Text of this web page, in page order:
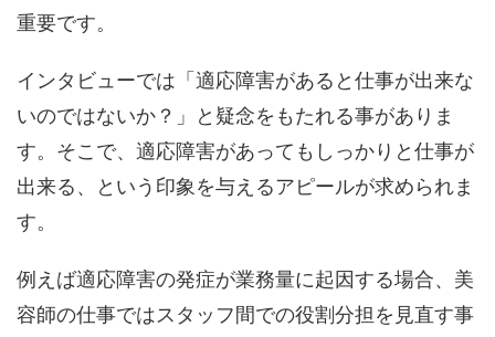
重要です。
インタビューでは「適応障害があると仕事が出来な
いのではないか？」と疑念をもたれる事がありま
す。そこで、適応障害があってもしっかりと仕事が
出来る、という印象を与えるアピールが求められま
す。
例えば適応障害の発症が業務量に起因する場合、美
容師の仕事ではスタッフ間での役割分担を見直す事